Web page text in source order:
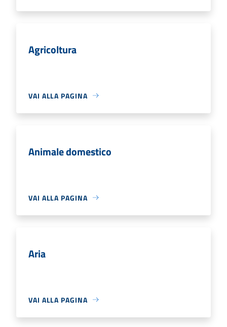
Agricoltura
VAI ALLA PAGINA
Animale domestico
VAI ALLA PAGINA
Aria
VAI ALLA PAGINA